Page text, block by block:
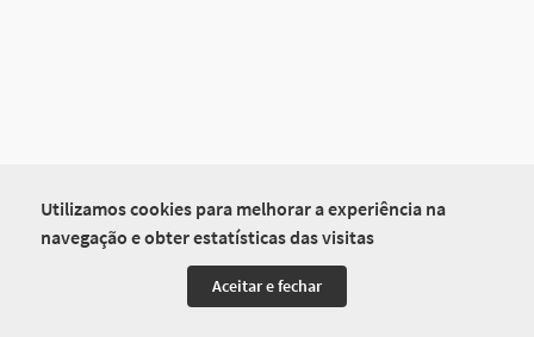
Utilizamos cookies para melhorar a experiência na
navegação e obter estatísticas das visitas
Aceitar e fechar